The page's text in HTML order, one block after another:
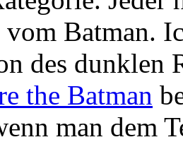
Batman.
des dunklen
the Batman
man dem